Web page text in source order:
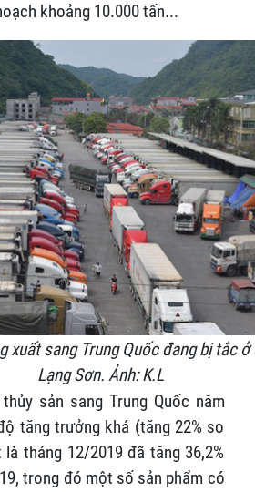
khoảng 10.000 tấn...
xuất sang Trung Quốc đang bị tắc
Lạng Sơn. Ảnh: K.L
sản sang Trung Quốc năm
tăng trưởng khá (tăng 22% so
tháng 12/2019 đã tăng 36,2%
trong đó một số sản phẩm có